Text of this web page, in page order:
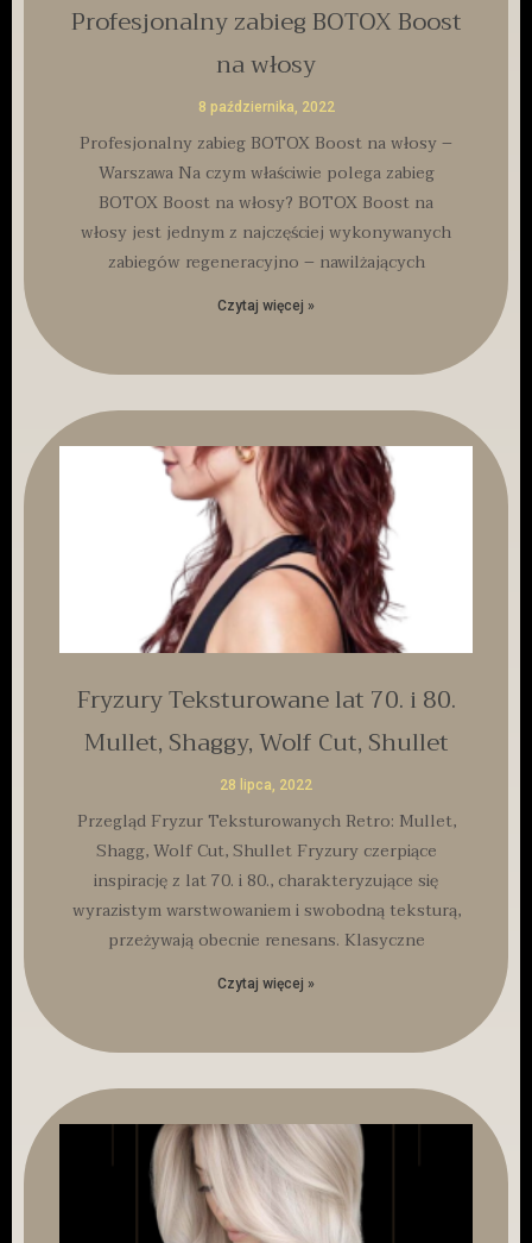
Profesjonalny zabieg BOTOX Boost
na włosy
8 października, 2022
Profesjonalny zabieg BOTOX Boost na włosy –
Warszawa Na czym właściwie polega zabieg
BOTOX Boost na włosy? BOTOX Boost na
włosy jest jednym z najczęściej wykonywanych
zabiegów regeneracyjno – nawilżających
Czytaj więcej »
Fryzury Teksturowane lat 70. i 80.
Mullet, Shaggy, Wolf Cut, Shullet
28 lipca, 2022
Przegląd Fryzur Teksturowanych Retro: Mullet,
Shagg, Wolf Cut, Shullet Fryzury czerpiące
inspirację z lat 70. i 80., charakteryzujące się
wyrazistym warstwowaniem i swobodną teksturą,
przeżywają obecnie renesans. Klasyczne
Czytaj więcej »